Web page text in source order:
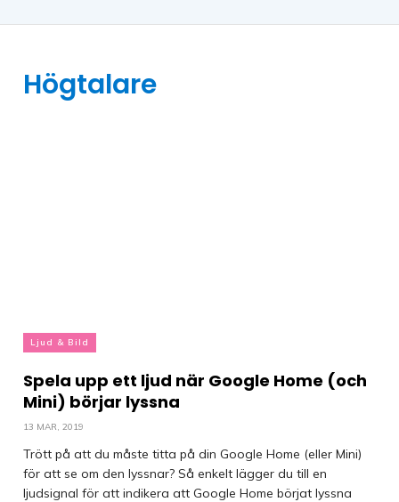
Högtalare
Ljud & Bild
Spela upp ett ljud när Google Home (och
Mini) börjar lyssna
13 MAR, 2019
Trött på att du måste titta på din Google Home (eller Mini)
för att se om den lyssnar? Så enkelt lägger du till en
ljudsignal för att indikera att Google Home börjat lyssna